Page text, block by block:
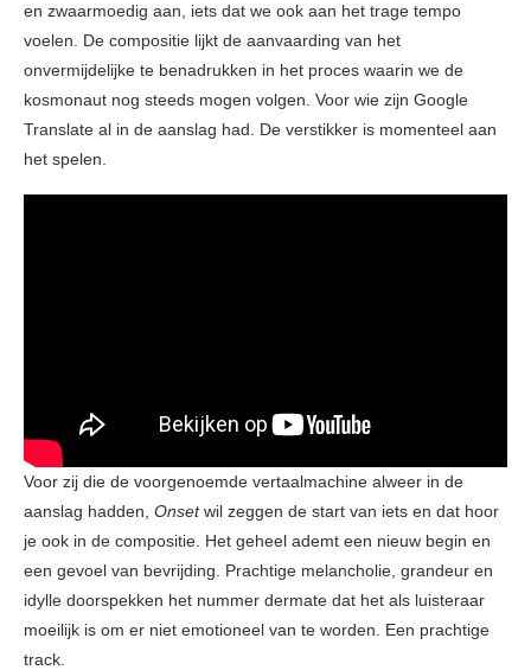
en zwaarmoedig aan, iets dat we ook aan het trage tempo
voelen. De compositie lijkt de aanvaarding van het
onvermijdelijke te benadrukken in het proces waarin we de
kosmonaut nog steeds mogen volgen. Voor wie zijn Google
Translate al in de aanslag had. De verstikker is momenteel aan
het spelen.
Voor zij die de voorgenoemde vertaalmachine alweer in de
aanslag hadden, Onsetwil zeggen de start van iets en dat hoor
je ook in de compositie. Het geheel ademt een nieuw begin en
een gevoel van bevrijding. Prachtige melancholie, grandeur en
idylle doorspekken het nummer dermate dat het als luisteraar
moeilijk is om er niet emotioneel van te worden. Een prachtige
track.